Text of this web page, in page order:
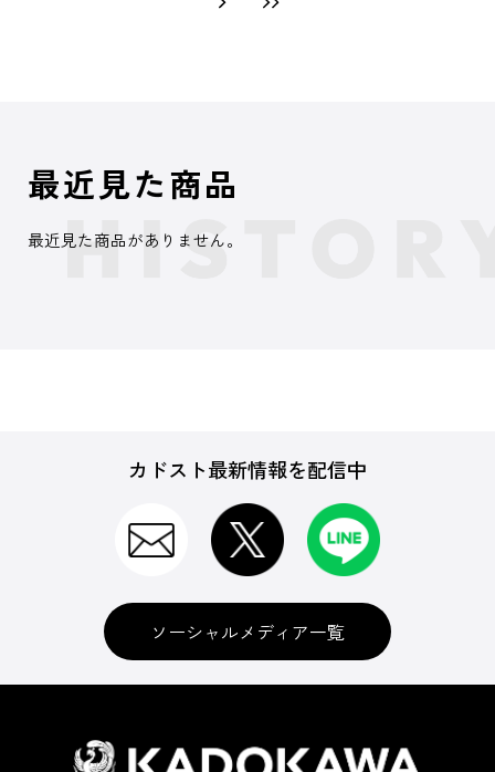
最近見た商品
最近見た商品がありません。
カドスト最新情報を配信中
ソーシャルメディア一覧